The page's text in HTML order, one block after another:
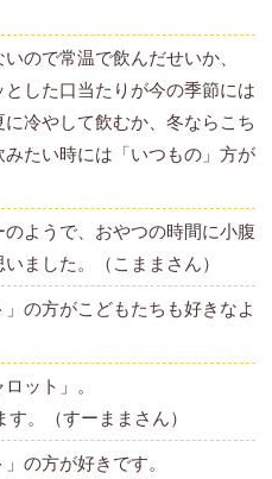
ので常温で飲んだせいか、
とした口当たりが今の季節には
冷やして飲むか、冬ならこち
たい時には「いつもの」方が
のようで、おやつの時間に小腹
ました。（こままさん）
」の方がこどもたちも好きなよ
ット」。
。（すーままさん）
の方が好きです。